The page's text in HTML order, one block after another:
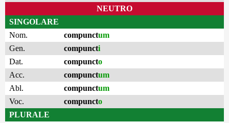
NEUTRO
SINGOLARE
Nom.
compunctum
Gen.
compuncti
Dat.
compuncto
Acc.
compunctum
Abl.
compunctum
Voc.
compuncto
PLURALE